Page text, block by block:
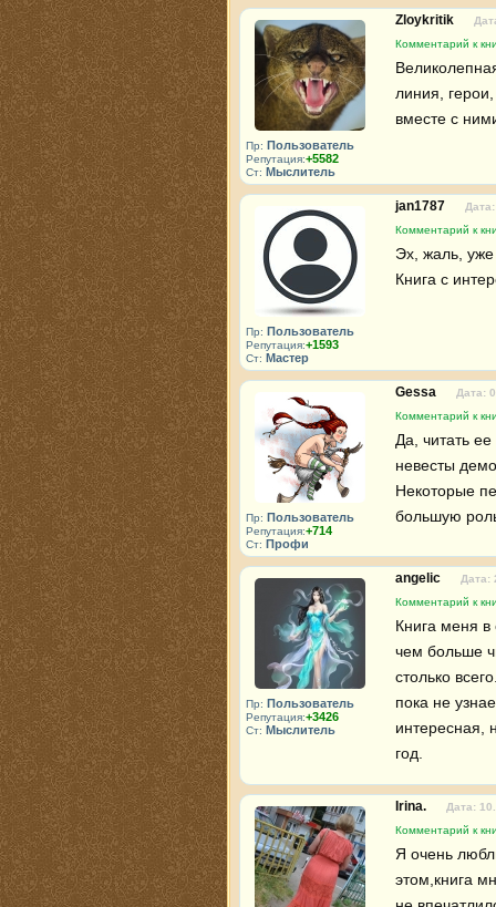
Пр: Пользователь
Репутация:+5582
Ст: Мыслитель
Zloykritik
Комментарий к
линия,
вместе с
Пр: Пользователь
Репутация:+1593
Ст: Мастер
jan1787
Комментарий к
Эх, жаль,
Книга с
Пр: Пользователь
Репутация:+714
Ст: Профи
Gessa
Дата:
Комментарий к
Да, читать
невесты
Некоторые
большую
Пр: Пользователь
Репутация:+3426
Ст: Мыслитель
angelic
Дата:
Комментарий к
Книга меня в
чем больше
столько
пока не
интересная,
год.
Irina.
Дата:
Комментарий к
Я очень
этом,книга